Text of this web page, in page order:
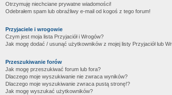
Otrzymuję niechciane prywatne wiadomości!
Odebrałem spam lub obraźliwy e-mail od kogoś z tego forum!
Przyjaciele i wrogowie
Czym jest moja lista Przyjaciół i Wrogów?
Jak mogę dodać / usunąć użytkowników z mojej listy Przyjaciół lub
Przeszukiwanie forów
Jak mogę przeszukiwać forum lub fora?
Dlaczego moje wyszukiwanie nie zwraca wyników?
Dlaczego moje wyszukiwanie zwraca pustą stronę!?
Jak mogę wyszukać użytkowników?